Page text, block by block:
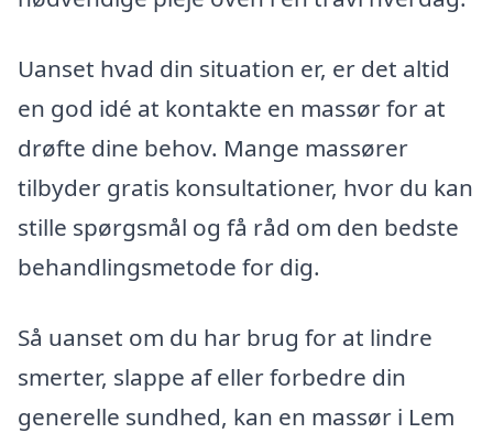
Uanset hvad din situation er, er det altid
en god idé at kontakte en massør for at
drøfte dine behov. Mange massører
tilbyder gratis konsultationer, hvor du kan
stille spørgsmål og få råd om den bedste
behandlingsmetode for dig.
Så uanset om du har brug for at lindre
smerter, slappe af eller forbedre din
generelle sundhed, kan en massør i Lem